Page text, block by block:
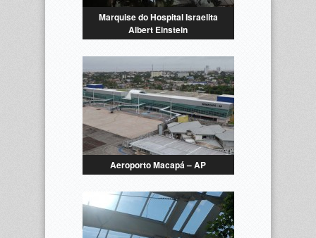
Marquise do Hospital Israelita
Albert Einstein
Aeroporto Macapá – AP